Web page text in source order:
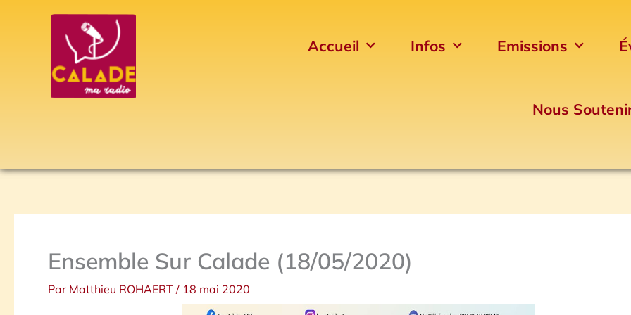
Accueil Infos Emissions
Nous
Ensemble Sur Calade (18/05/2020)
Par Matthieu ROHAERT / 18 mai 2020